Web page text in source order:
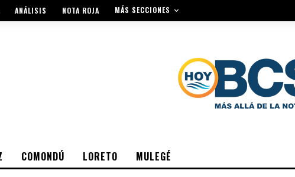
ANÁLISIS NOTA ROJA MÁS SECCIONES
COMONDÚ LORETO MULEGÉ